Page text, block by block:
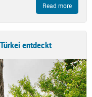
Read more
entdeckt